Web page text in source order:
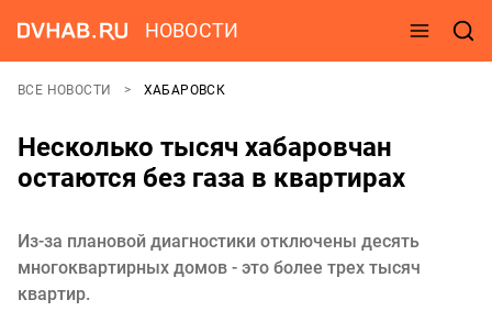
НОВОСТИ
ВСЕ НОВОСТИ ХАБАРОВСК
Несколько тысяч хабаровчан
остаются без газа в квартирах
Из-за плановой диагностики отключены десять
многоквартирных домов - это более трех тысяч
квартир.